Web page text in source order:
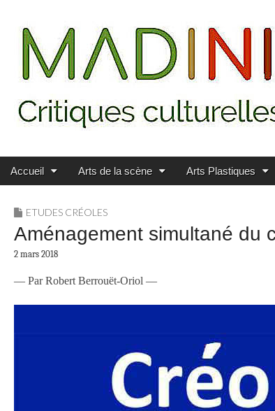
MADININ'ART
Main menu
Skip to content
Accueil Arts de la scène Arts Plastiques
ETUDES CRÉOLES
Aménagement simultané du
2 mars 2018
— Par Robert Berrouët-Oriol —